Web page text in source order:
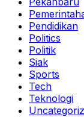
Pendidikan
Politics
Politik
Siak
Sports
Tech
Teknologi